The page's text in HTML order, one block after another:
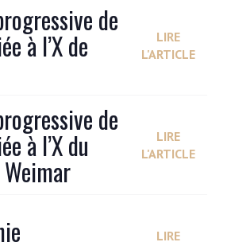
de
à l’X de
LIRE
L'ARTICLE
de
à l’X du
LIRE
L'ARTICLE
LIRE